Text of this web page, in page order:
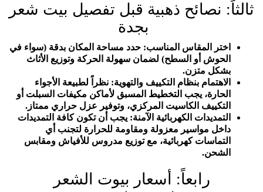
ثالثاً: نصائح ذهبية قبل تفصيل بيت شعر
بجدة
اختر المقاس المناسب: حدد مساحة المكان بدقة (سواء في
الحوش أو السطح) لضمان سهولة الحركة وتوزيع الأثاث
بشكل متزن.
الاهتمام بنظام التكييف والتهوية: نظراً لطبيعة الأجواء
الحارة، يجب التخطيط المسبق لأماكن مكيفات السبلت أو
التكييف الكاسيت المركزي، وتوفير عزل حراري ممتاز.
التمديدات الكهربائية الآمنة: يجب أن تكون كافة التمديدات
داخل مواسير معزولة ومقاومة للحرارة لتجنب أي
التماسات كهربائية، مع توزيع مدروس للأفياش ومقابس
الشحن.
رابعاً: أسعار بيوت الشعر